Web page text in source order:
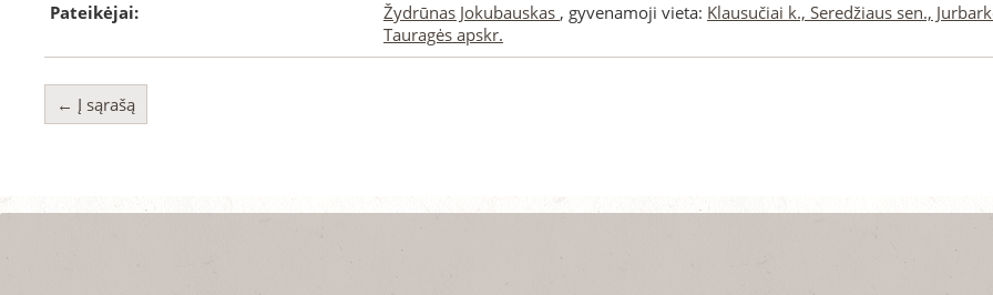
Pateikėjai: Žydrūnas Jokubauskas , gyvenamoji vieta: Klausučiai k., Seredžiaus sen.,
Tauragės apskr.
← Į sąrašą